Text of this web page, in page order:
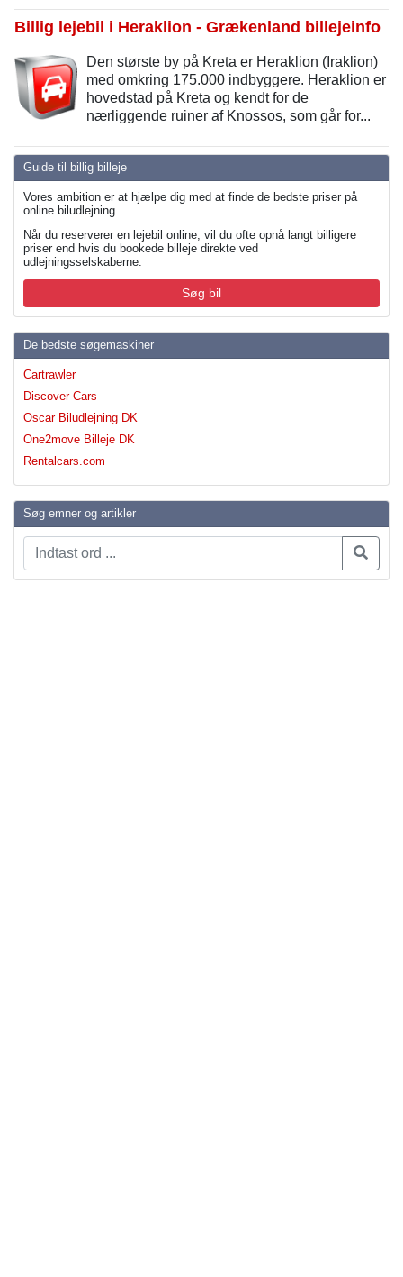
Guide til billig billeje
Vores ambition er at hjælpe dig med at finde de bedste priser på
online biludlejning.
Når du reserverer en lejebil online, vil du ofte opnå langt billigere
priser end hvis du bookede billeje direkte ved
udlejningsselskaberne.
Søg bil
De bedste søgemaskiner
Cartrawler
Discover Cars
Oscar Biludlejning DK
One2move Billeje DK
Rentalcars.com
Søg emner og artikler
Billig lejebil i Heraklion - Grækenland billejeinfo
Den største by på Kreta er Heraklion (Iraklion)
med omkring 175.000 indbyggere. Heraklion er
hovedstad på Kreta og kendt for de
nærliggende ruiner af Knossos, som går for...